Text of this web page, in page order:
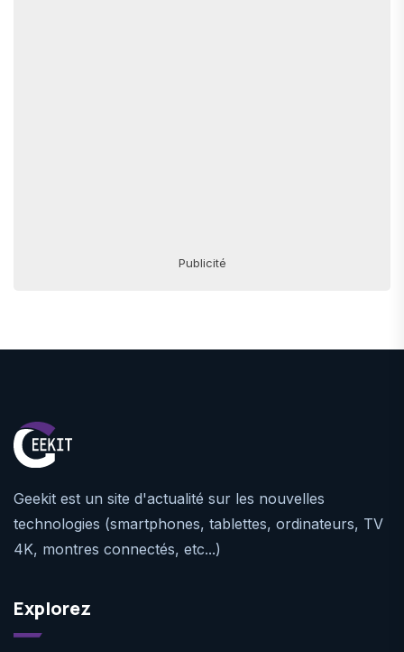
Publicité
Geekit est un site d'actualité sur les nouvelles
technologies (smartphones, tablettes, ordinateurs, TV
4K, montres connectés, etc...)
Explorez